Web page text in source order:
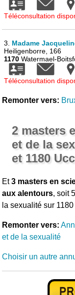
Téléconsultation
3. Madame
Heiligenborre, 166
1170 Watermael-
Téléconsultation
Remonter vers:
2 masters
et de la
et 1180
Et3 masters en
aux alentours, soit
la sexualité sur
Remonter vers:
et de la sexualité
Choisir un autre